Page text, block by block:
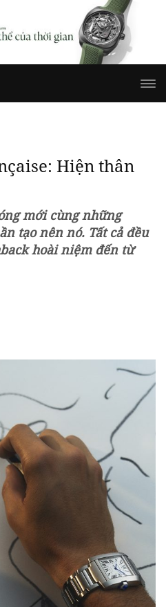
Hiện thân
mới cùng những
tạo nên nó. Tất cả đều
hoài niệm đến từ